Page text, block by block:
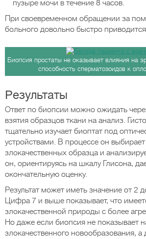
пузыре мочи в течение 8 часов.
При своевременном обращении за
больного довольно быстро
Биопсия простаты не оказывает влияния на
способность сперматозоидов к
Результаты
Ответ по биопсии можно ожидать
взятия образцов ткани на анализ.
тщательно изучает биоптат под
устройствами. В процессе он
злокачественных образца и
он, ориентируясь на шкалу Глисона,
окончательную оценку.
Результат может иметь значение от 2
Цифра 7 и выше показывает, что
злокачественной природы с более
Но даже если биопсия не показывает
злокачественного новообразования, а